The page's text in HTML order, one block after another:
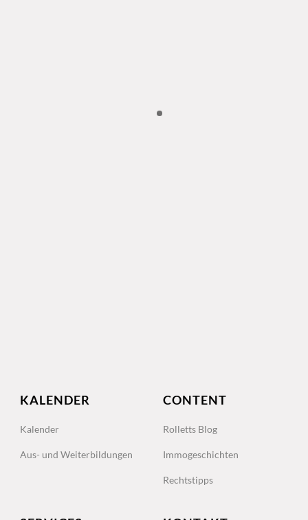
KALENDER
Kalender
Aus- und Weiterbildungen
CONTENT
Rolletts Blog
Immogeschichten
Rechtstipps